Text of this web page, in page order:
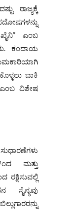
ರಾಜ್ಯಕ್ಕೆ
ಎಂಬ
ಕಂದಾಯ
ಬಾಕಿ
ವಿಶೇಷ
ಮತ್ತು
ಸೈನ್ಯವು